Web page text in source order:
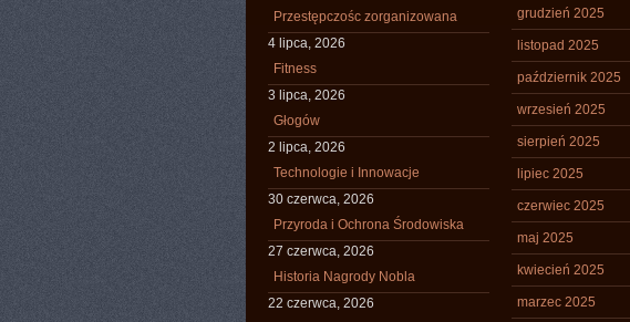
Przestępczośc zorganizowana
4 lipca, 2026
Fitness
3 lipca, 2026
Głogów
2 lipca, 2026
Technologie i Innowacje
30 czerwca, 2026
Przyroda i Ochrona Środowiska
27 czerwca, 2026
Historia Nagrody Nobla
22 czerwca, 2026
grudzień 2025
listopad 2025
październik 2025
wrzesień 2025
sierpień 2025
lipiec 2025
czerwiec 2025
maj 2025
kwiecień 2025
marzec 2025